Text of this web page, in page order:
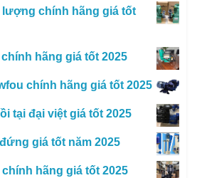
lượng chính hãng giá tốt
hãng giá tốt 2025
chính hãng giá tốt 2025
tại đại việt giá tốt 2025
giá tốt năm 2025
hãng giá tốt 2025